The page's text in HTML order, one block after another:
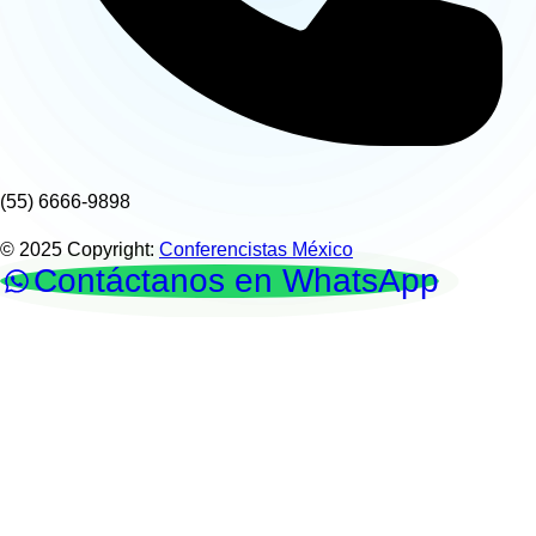
(55) 6666-9898
© 2025 Copyright: Conferencistas México
Contáctanos en WhatsApp